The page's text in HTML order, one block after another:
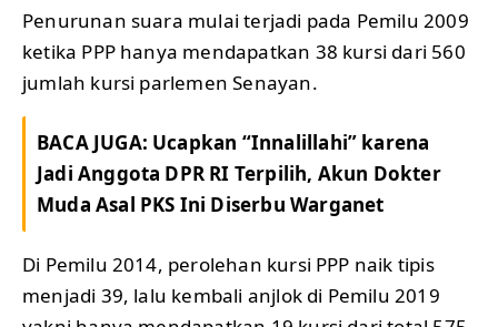
Penurunan suara mulai terjadi pada Pemilu 2009
ketika PPP hanya mendapatkan 38 kursi dari 560
jumlah kursi parlemen Senayan.
BACA JUGA: Ucapkan “Innalillahi” karena
Jadi Anggota DPR RI Terpilih, Akun Dokter
Muda Asal PKS Ini Diserbu Warganet
Di Pemilu 2014, perolehan kursi PPP naik tipis
menjadi 39, lalu kembali anjlok di Pemilu 2019